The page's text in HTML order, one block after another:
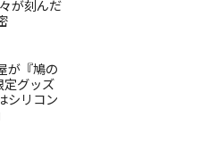
が刻んだ
が『鳩の
定グッズ
シリコン